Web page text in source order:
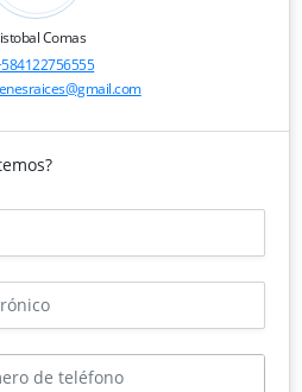
Comas